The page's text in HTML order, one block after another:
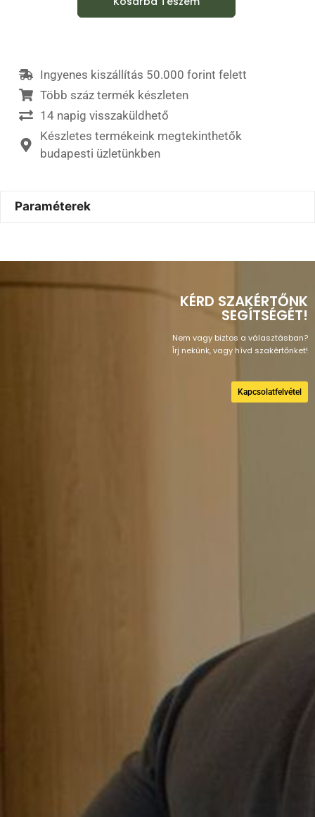
Ingyenes kiszállítás 50.000 forint felett
Több száz termék készleten
14 napig visszaküldhető
Készletes termékeink megtekinthetők
budapesti üzletünkben
Paraméterek
KÉRD SZAKÉRTŐNK
SEGÍTSÉGÉT!
Nem vagy biztos a választásban?
Írj nekünk, vagy hívd szakértőnket!
Kapcsolatfelvétel